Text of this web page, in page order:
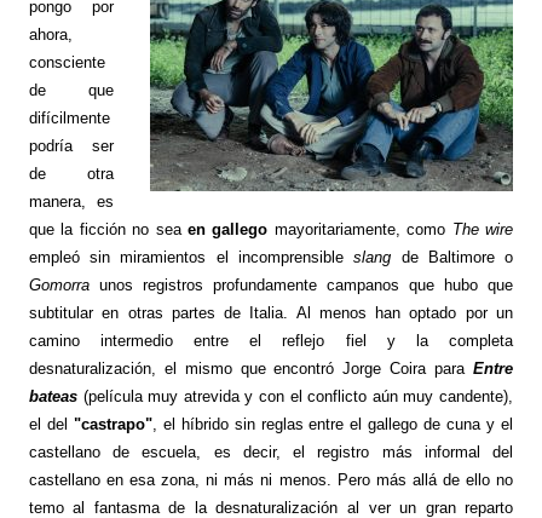
pongo por
ahora,
consciente
de que
difícilmente
podría ser
de otra
manera, es
que la ficción no sea en gallego mayoritariamente, como The wire
empleó sin miramientos el incomprensibleslang de Baltimore o
Gomorra unos registros profundamente campanos que hubo que
subtitular en otras partes de Italia. Al menos han optado por un
camino intermedio entre el reflejo fiel y la completa
desnaturalización, el mismo que encontró Jorge Coira paraEntre
bateas (película muy atrevida y con el conflicto aún muy candente),
el del "castrapo", el híbrido sin reglas entre el gallego de cuna y el
castellano de escuela, es decir, el registro más informal del
castellano en esa zona, ni más ni menos. Pero más allá de ello no
temo al fantasma de la desnaturalización al ver un gran reparto